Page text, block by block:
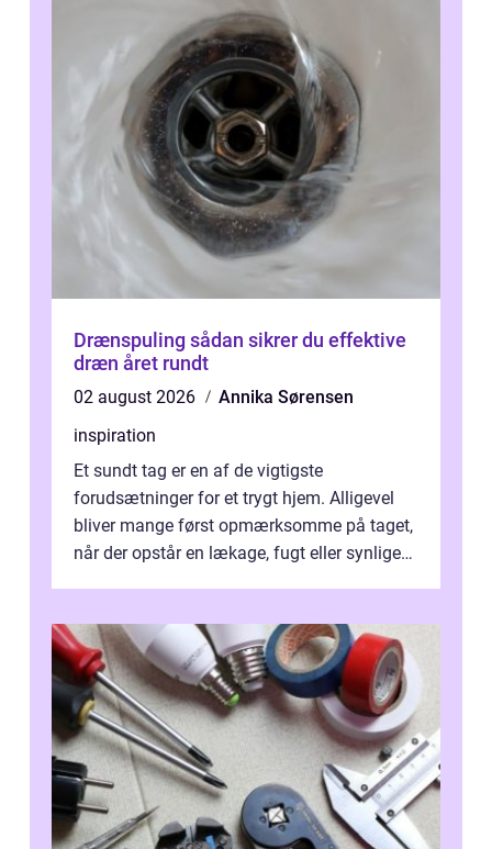
Drænspuling sådan sikrer du effektive
dræn året rundt
02 august 2026
Annika Sørensen
inspiration
Et sundt tag er en af de vigtigste
forudsætninger for et trygt hjem. Alligevel
bliver mange først opmærksomme på taget,
når der opstår en lækage, fugt eller synlige